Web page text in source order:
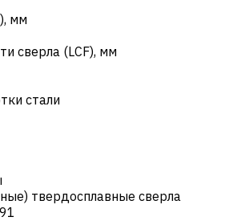
мм
сверла (LCF), мм
стали
твердосплавные сверла